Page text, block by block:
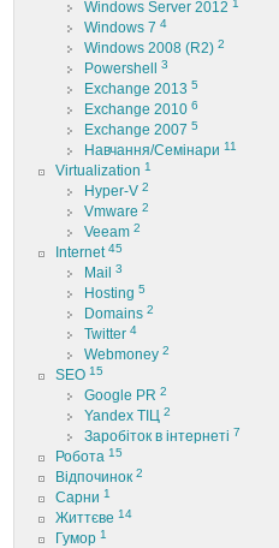
Windows Server 2012 1
Windows 7 4
Windows 2008 (R2) 2
Powershell 3
Exchange 2013 5
Exchange 2010 6
Exchange 2007 5
Навчання/Семінари 11
Virtualization 1
Hyper-V 2
Vmware 2
Veeam 2
Internet45
Mail 3
Hosting 5
Domains 2
Twitter 4
Webmoney 2
SEO 15
Google PR 2
Yandex ТІЦ 2
Заробіток в інтернеті 7
Робота 15
Відпочинок 2
Сарни 1
Життєве 14
Гумор 1